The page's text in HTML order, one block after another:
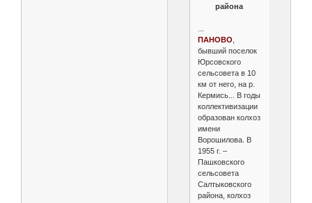
района
ПАНОВО
бывший поселок
Юрсовского
сельсовета в 10
км от него, на р.
Кермись... В годы
коллективизации
образован колхоз
имени
Ворошилова. В
1955 г. –
Пашковского
сельсовета
Салтыковского
района, колхоз